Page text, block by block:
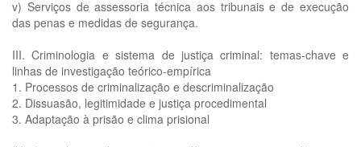
v) Serviços de assessoria técnica aos tribunais e de execução
das penas e medidas de segurança.
III. Criminologia e sistema de justiça criminal: temas-chave e
linhas de investigação teórico-empírica
1. Processos de criminalização e descriminalização
2. Dissuasão, legitimidade e justiça procedimental
3. Adaptação à prisão e clima prisional